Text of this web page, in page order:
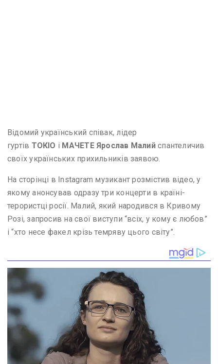
Відомий український співак, лідер
гуртів ТОКІО і МАЧЕТЕ Ярослав Малийспантеличив
своїх українських прихильників заявою.
На сторінці в Instagram музикант розмістив відео, у
якому анонсував одразу три концерти в країні-
терористці росії. Малий, який народився в Кривому
Розі, запросив на свої виступи “всіх, у кому є любов”
і “хто несе факел крізь темряву цього світу”.